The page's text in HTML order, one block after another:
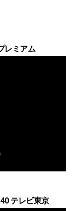
レミアム
テレビ東京